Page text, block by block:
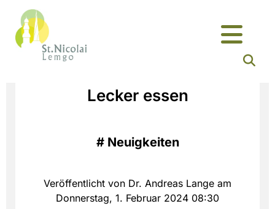
Lecker essen
# Neuigkeiten
Veröffentlicht von Dr. Andreas Lange am
Donnerstag, 1. Februar 2024 08:30